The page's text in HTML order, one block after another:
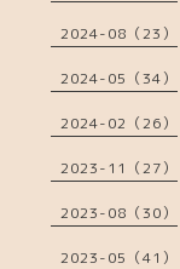
2024-08（23）
2024-05（34）
2024-02（26）
2023-11（27）
2023-08（30）
2023-05（41）